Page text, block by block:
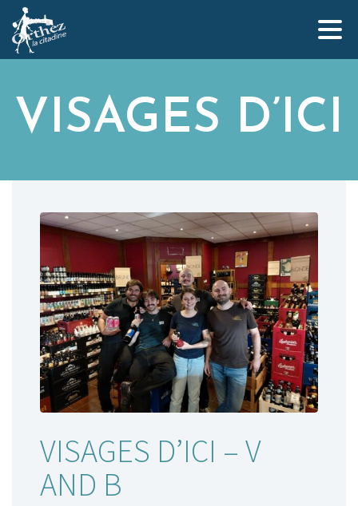
Nos partenaires
Actualités
Promotions
VISAGES D’ICI
VISAGES D’ICI – V
AND B